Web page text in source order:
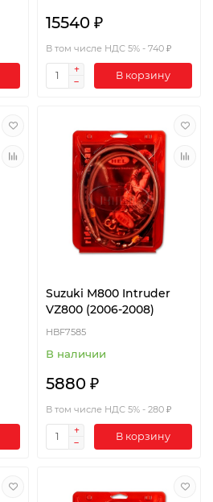
15540 ₽
В том числе НДС 5% - 740 ₽
В корзину
Suzuki M800 Intruder
VZ800 (2006-2008)
HBF7585
В наличии
5880 ₽
В том числе НДС 5% - 280 ₽
В корзину